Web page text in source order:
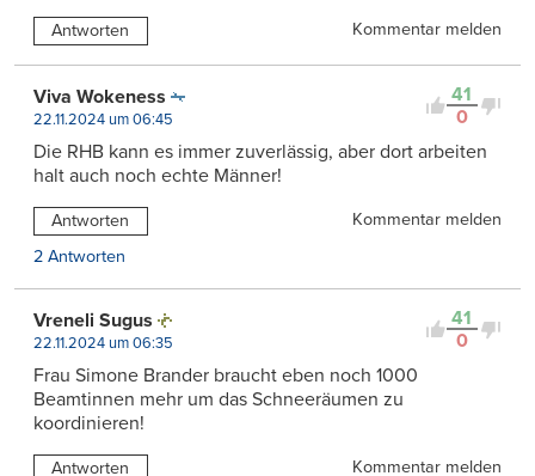
Antworten Kommentar melden
41
0
Viva Wokeness
22.11.2024 um 06:45
Die RHB kann es immer zuverlässig, aber dort arbeiten
halt auch noch echte Männer!
Antworten
Kommentar melden
2 Antworten
41
0
Vreneli Sugus
22.11.2024 um 06:35
Frau Simone Brander braucht eben noch 1000
Beamtinnen mehr um das Schneeräumen zu
koordinieren!
Antworten
Kommentar melden